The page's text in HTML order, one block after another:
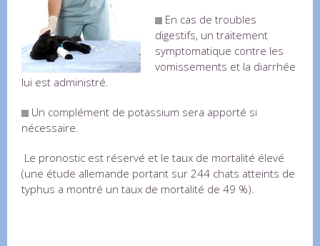
En cas de troubles
digestifs, un traitement
symptomatique contre les
vomissements et la diarrhée
lui est administré.
Un complément de potassium sera apporté si
nécessaire.
Le pronostic est réservé et le taux de mortalité élevé
(une étude allemande portant sur 244 chats atteints de
typhus a montré un taux de mortalité de 49 %).